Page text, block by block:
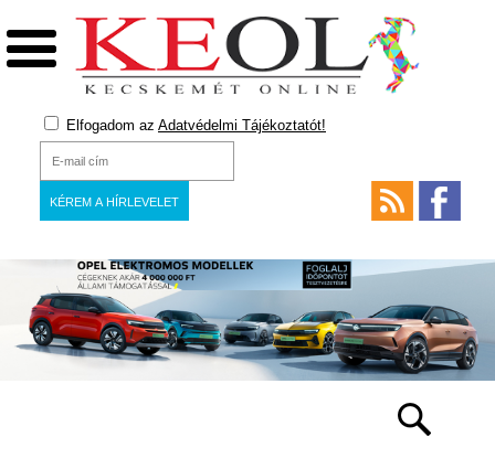
Elfogadom az Adatvédelmi Tájékoztatót!